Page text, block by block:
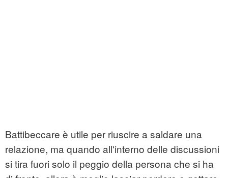
Battibeccare è utile per riuscire a saldare una
relazione, ma quando all'interno delle discussioni
si tira fuori solo il peggio della persona che si ha